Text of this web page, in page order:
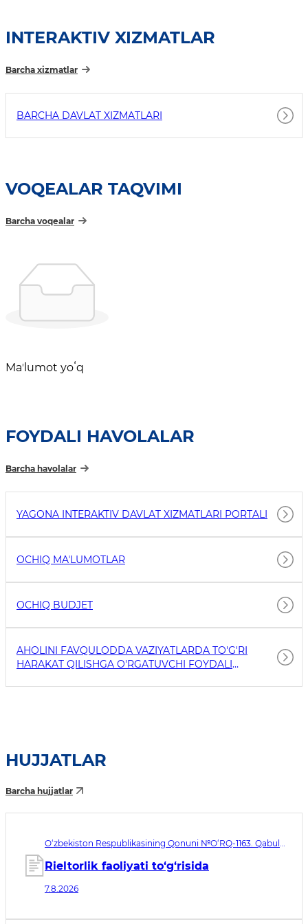
INTERAKTIV XIZMATLAR
Barcha xizmatlar
BARCHA DAVLAT XIZMATLARI
VOQEALAR TAQVIMI
Barcha voqealar
Maʼlumot yoʻq
FOYDALI HAVOLALAR
Barcha havolalar
YAGONA INTERAKTIV DAVLAT XIZMATLARI PORTALI
OCHIQ MAʼLUMOTLAR
OCHIQ BUDJET
AHOLINI FAVQULODDA VAZIYATLARDA TO'G'RI
HARAKAT QILISHGA O'RGATUVCHI FOYDALI
HUJJATLAR
Barcha hujjatlar
O‘zbekiston Respublikasining Qonuni №O‘RQ-1163. Qabul
Rieltorlik faoliyati to‘g‘risida
7.8.2026